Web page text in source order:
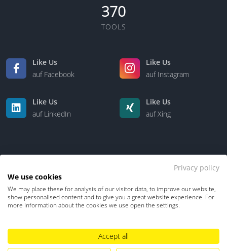
370
TOOLS
Like Us
auf Facebook
Like Us
auf Instagram
Like Us
auf LinkedIn
Like Us
auf Xing
Kontakt Über uns
Impressum
Hinweisgebersystem
Umgang mit KI
Privacy policy
We use cookies
We may place these for analysis of our visitor data, to improve our website,
show personalised content and to give you a great website experience. For
more information about the cookies we use open the settings.
Accept all